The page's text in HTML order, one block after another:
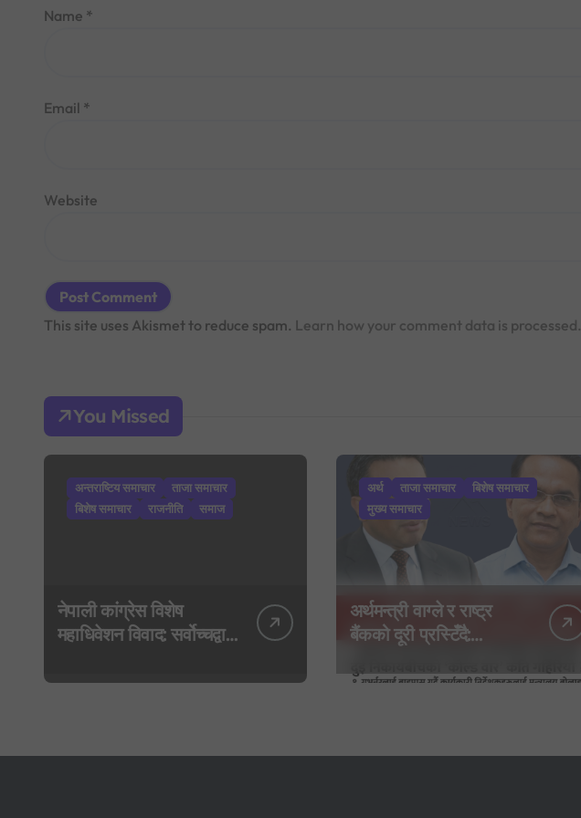
Name *
Email *
Website
This site uses Akismet to reduce spam. Learn how your comment data is processed.
You Missed
अन्तराष्टिय समाचार
ताजा समाचार
बिशेष समाचार
राजनीति समाज
नेपाली कांग्रेस विशेष
महाधिवेशन विवाद: सर्वोच्चद्वारा
आदेश, पुरानो फैसला
अर्थ ताजा समाचार
बिशेष समाचार
मुख्य समाचार
अर्थमन्त्री वाग्ले र राष्ट्र
बैंकको दूरी प्रस्टिँदै:
कार्यकारी निर्देशकहरूलाई